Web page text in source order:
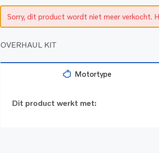
Sorry, dit product wordt niet meer verkocht.
OVERHAUL KIT
Motortype
Dit product werkt met: